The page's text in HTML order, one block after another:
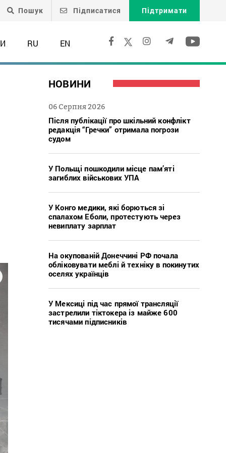
Пошук Підписатися Підтримати
RU EN
НОВИНИ
06 Серпня 2026
Після публікації про шкільний конфлікт
редакція “Гречки” отримала погрози
судом
У Польщі пошкодили місце пам’яті
загиблих військових УПА
У Конго медики, які борються зі
спалахом Еболи, протестують через
невиплату зарплат
На окупованій Донеччині РФ почала
обліковувати меблі й техніку в покинутих
оселях українців
У Мексиці під час прямої трансляції
застрелили тіктокера із майже 600
тисячами підписників